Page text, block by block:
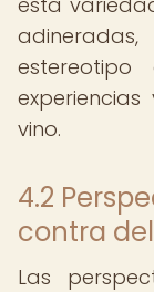
vino.
4.2
contra
Las